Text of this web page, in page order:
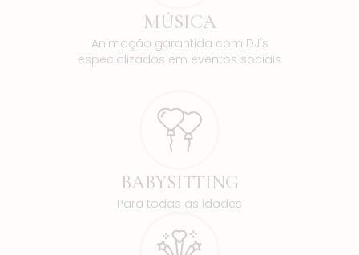
MÚSICA
Animação garantida com DJ's
especializados em eventos sociais
BABYSITTING
Para todas as idades